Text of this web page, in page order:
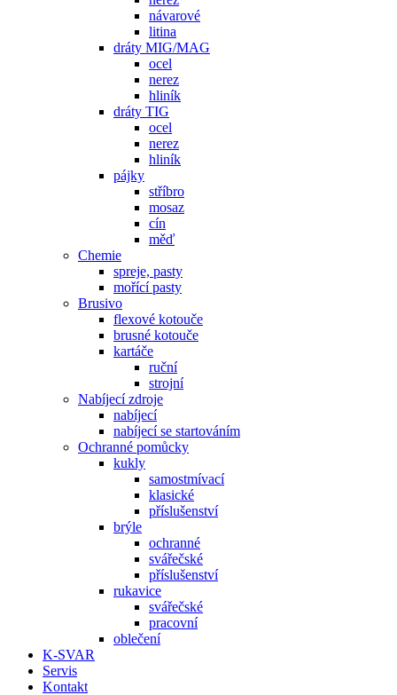
návarové
litina
dráty MIG/MAG
ocel
nerez
hliník
dráty TIG
ocel
nerez
hliník
pájky
stříbro
mosaz
cín
měď
Chemie
spreje, pasty
mořící pasty
Brusivo
flexové kotouče
brusné kotouče
kartáče
ruční
strojní
Nabíjecí zdroje
nabíjecí
nabíjecí se startováním
Ochranné pomůcky
kukly
samostmívací
klasické
příslušenství
brýle
ochranné
svářečské
příslušenství
rukavice
svářečské
pracovní
oblečení
K-SVAR
Servis
Kontakt